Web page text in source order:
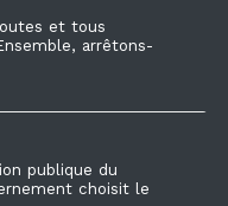
et tous
arrêtons-
publique du
choisit le